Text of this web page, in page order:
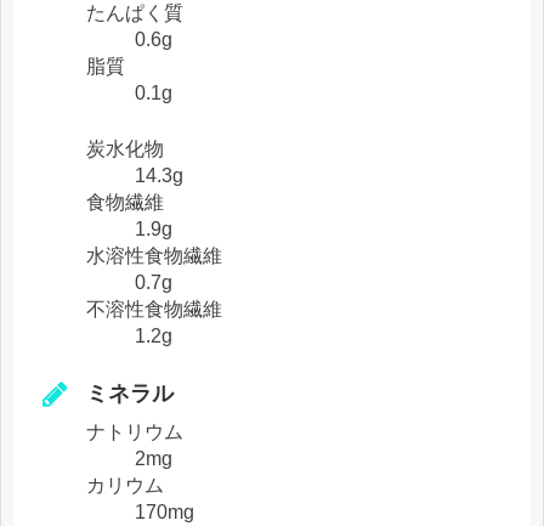
たんぱく質
0.6g
脂質
0.1g
炭水化物
14.3g
食物繊維
1.9g
水溶性食物繊維
0.7g
不溶性食物繊維
1.2g
ミネラル
ナトリウム
2mg
カリウム
170mg